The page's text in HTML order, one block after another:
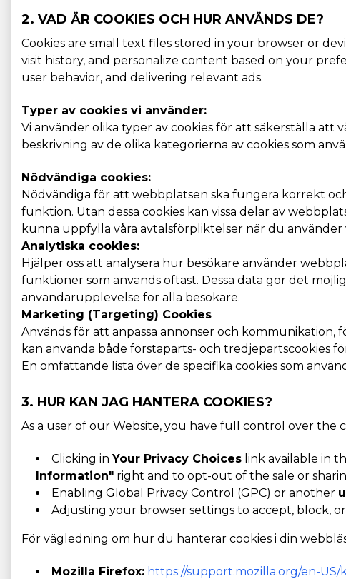
2. VAD ÄR COOKIES OCH HUR ANVÄNDS DE?
Cookies are small text files stored in your browser or
visit history, and personalize content based on your
user behavior, and delivering relevant ads.
Typer av cookies vi använder:
Vi använder olika typer av cookies för att säkerställa
beskrivning av de olika kategorierna av cookies som
Nödvändiga cookies:
Nödvändiga för att webbplatsen ska fungera korrekt
funktion. Utan dessa cookies kan vissa delar av
kunna uppfylla våra avtalsförpliktelser när du använder
Analytiska cookies:
Hjälper oss att analysera hur besökare använder
funktioner som används oftast. Dessa data gör det
användarupplevelse för alla besökare.
Marketing (Targeting) Cookies
Används för att anpassa annonser och kommunikation,
kan använda både förstaparts- och tredjepartscookies
En omfattande lista över de specifika cookies som
3. HUR KAN JAG HANTERA COOKIES?
As a user of our Website, you have full control over the
Clicking inYour Privacy Choices link available in
Information" right and to opt-out of the sale or
Enabling Global Privacy Control (GPC) or another
Adjusting your browser settings to accept, block,
För vägledning om hur du hanterar cookies i din
Mozilla Firefox: https://support.mozilla.org/en-